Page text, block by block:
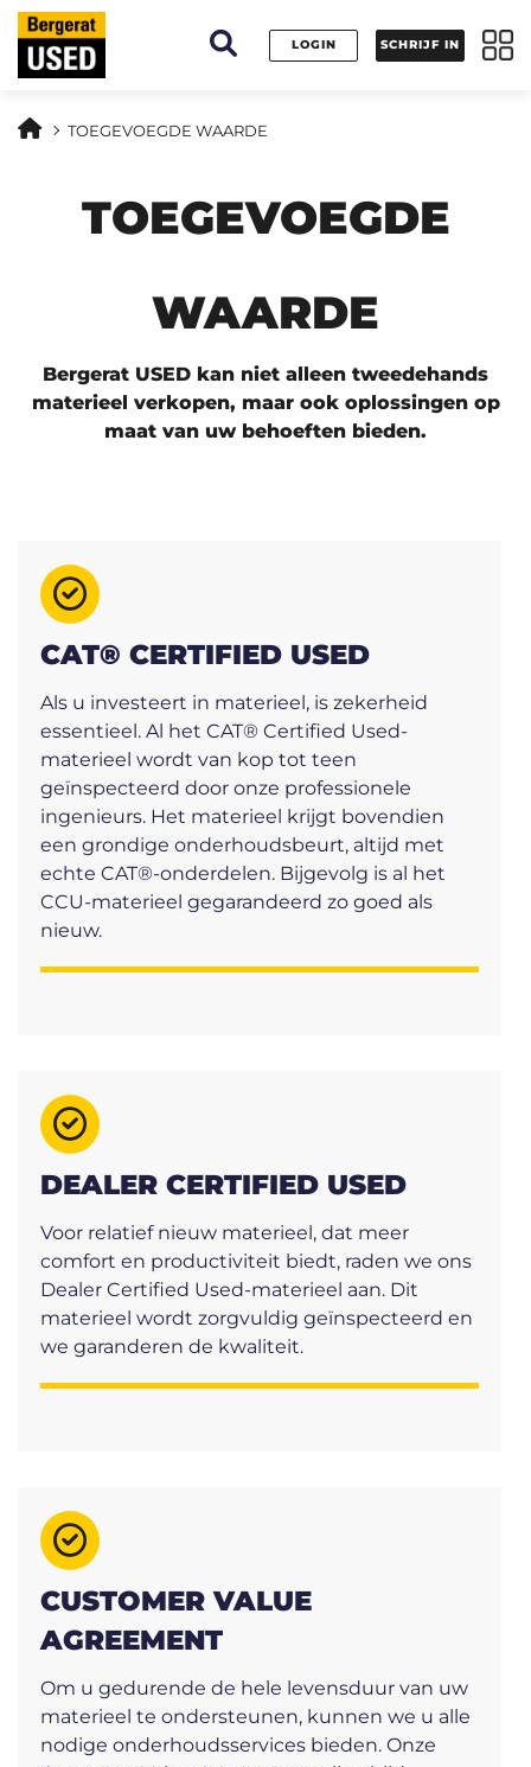
LOGIN SCHRIJF IN
TOEGEVOEGDE WAARDE
TOEGEVOEGDE
WAARDE
Bergerat USED kan niet alleen tweedehands
materieel verkopen, maar ook oplossingen op
maat van uw behoeften bieden.
CAT® CERTIFIED USED
Als u investeert in materieel, is zekerheid
essentieel. Al het CAT® Certified Used-
materieel wordt van kop tot teen
geïnspecteerd door onze professionele
ingenieurs. Het materieel krijgt bovendien
een grondige onderhoudsbeurt, altijd met
echte CAT®-onderdelen. Bijgevolg is al het
CCU-materieel gegarandeerd zo goed als
nieuw.
DEALER CERTIFIED USED
Voor relatief nieuw materieel, dat meer
comfort en productiviteit biedt, raden we ons
Dealer Certified Used-materieel aan. Dit
materieel wordt zorgvuldig geïnspecteerd en
we garanderen de kwaliteit.
CUSTOMER VALUE
AGREEMENT
Om u gedurende de hele levensduur van uw
materieel te ondersteunen, kunnen we u alle
nodige onderhoudsservices bieden. Onze
Cookies beheer paneel